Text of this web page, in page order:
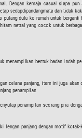
Dengan kemaja casual siapa pun
sedapdipandangmata dan tidak
dulu ke rumah untuk
netral yang cocok untuk
menampilkan bentuk badan indah
celana panjang, item ini juga akan
penampilan.
penampilan seorang pria
lengan panjang dengan motif